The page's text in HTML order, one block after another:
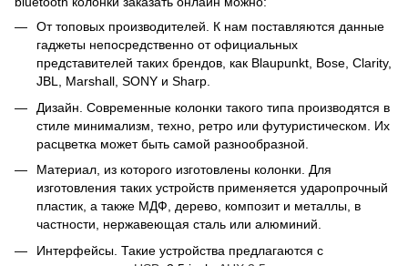
От топовых производителей. К нам поставляются данные
гаджеты непосредственно от официальных
представителей таких брендов, как Blaupunkt, Bose, Clarity,
JBL, Marshall, SONY и Sharp.
Дизайн. Современные колонки такого типа производятся в
стиле минимализм, техно, ретро или футуристическом. Их
расцветка может быть самой разнообразной.
Материал, из которого изготовлены колонки. Для
изготовления таких устройств применяется ударопрочный
пластик, а также МДФ, дерево, композит и металлы, в
частности, нержавеющая сталь или алюминий.
Интерфейсы. Такие устройства предлагаются с